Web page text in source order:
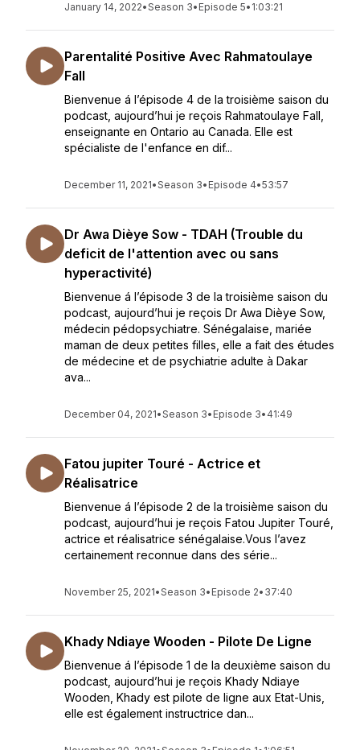
January 14, 2022•Season 3• Episode 5• 1:03:21
Parentalité Positive Avec Rahmatoulaye
Fall
Bienvenue á l’épisode 4 de la troisième saison du
podcast, aujourd’hui je reçois Rahmatoulaye Fall,
enseignante en Ontario au Canada. Elle est
spécialiste de l'enfance en dif...
December 11, 2021•Season 3• Episode 4•53:57
Dr Awa Dièye Sow - TDAH (Trouble du
deficit de l'attention avec ou sans
hyperactivité)
Bienvenue á l’épisode 3 de la troisième saison du
podcast, aujourd’hui je reçois Dr Awa Dièye Sow,
médecin pédopsychiatre. Sénégalaise, mariée
maman de deux petites filles, elle a fait des études
de médecine et de psychiatrie adulte à Dakar
ava...
December 04, 2021•Season 3• Episode 3• 41:49
Fatou jupiter Touré - Actrice et
Réalisatrice
Bienvenue á l’épisode 2 de la troisième saison du
podcast, aujourd’hui je reçois Fatou Jupiter Touré,
actrice et réalisatrice sénégalaise.Vous l’avez
certainement reconnue dans des série...
November 25, 2021•Season 3• Episode 2• 37:40
Khady Ndiaye Wooden - Pilote De Ligne
Bienvenue á l’épisode 1 de la deuxième saison du
podcast, aujourd’hui je reçois Khady Ndiaye
Wooden, Khady est pilote de ligne aux Etat-Unis,
elle est également instructrice dan...